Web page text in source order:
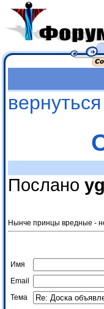
Послано
Нынче принцы вредные -
Имя
Email
Тема